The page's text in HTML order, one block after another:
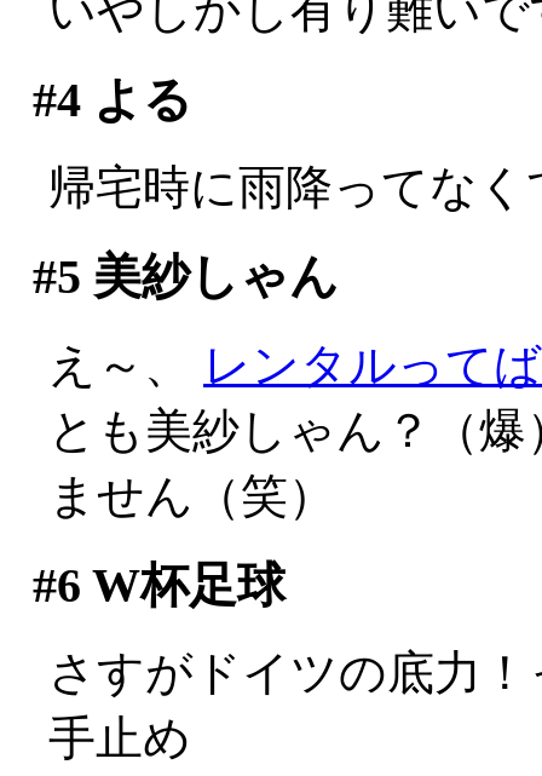
#4よる
帰宅時に雨降ってな
#5 美紗しゃん
え～、
レンタルってば
とも美紗しゃん？（
ません（笑）
#6 W杯足球
さすがドイツの底力
手止め